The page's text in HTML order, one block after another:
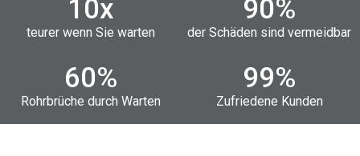
10x
teurer wenn Sie warten
90%
der Schäden sind vermeidbar
60%
Rohrbrüche durch Warten
99%
Zufriedene Kunden